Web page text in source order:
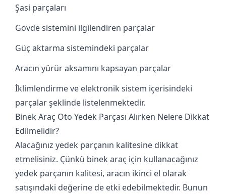
Şasi parçaları
Gövde sistemini ilgilendiren parçalar
Güç aktarma sistemindeki parçalar
Aracın yürür aksamını kapsayan parçalar
İklimlendirme ve elektronik sistem içerisindeki
parçalar şeklinde listelenmektedir.
Binek Araç Oto Yedek Parçası Alırken Nelere Dikkat
Edilmelidir?
Alacağınız yedek parçanın kalitesine dikkat
etmelisiniz. Çünkü binek araç için kullanacağınız
yedek parçanın kalitesi, aracın ikinci el olarak
satışındaki değerine de etki edebilmektedir. Bunun